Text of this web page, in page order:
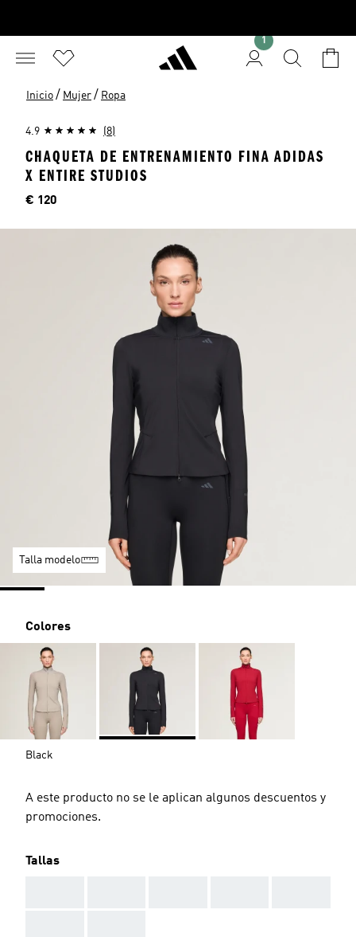
1
Inicio / Mujer / Ropa
4.9 (8)
CHAQUETA DE ENTRENAMIENTO FINA ADIDAS
X ENTIRE STUDIOS
Precio
€ 120
Talla modelo
Colores
Black
A este producto no se le aplican algunos descuentos y
promociones.
Tallas